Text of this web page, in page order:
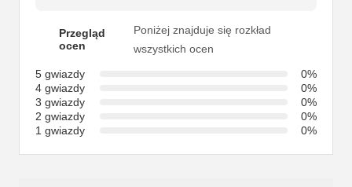
Przegląd
ocen
Poniżej znajduje się rozkład
wszystkich ocen
5 gwiazdy
0%
4 gwiazdy
0%
3 gwiazdy
0%
2 gwiazdy
0%
1 gwiazdy
0%